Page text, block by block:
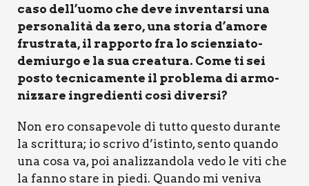
caso dell’uomo che deve inven­tar­si una
per­so­na­li­tà da zero, una sto­ria d’amore
fru­stra­ta, il rap­por­to fra lo scien­zia­to-
demiur­go e la sua crea­tu­ra. Come ti sei
posto tec­ni­ca­men­te il pro­ble­ma di armo­
niz­za­re ingre­dien­ti così diver­si?
Non ero con­sa­pe­vo­le di tut­to que­sto duran­te
la scrit­tu­ra; io scri­vo d’istinto, sen­to quan­do
una cosa va, poi ana­liz­zan­do­la vedo le viti che
la fan­no sta­re in pie­di. Quan­do mi veni­va